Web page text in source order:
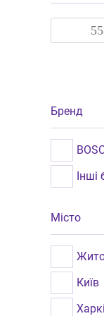
Бренд
Інші
Місто
Київ